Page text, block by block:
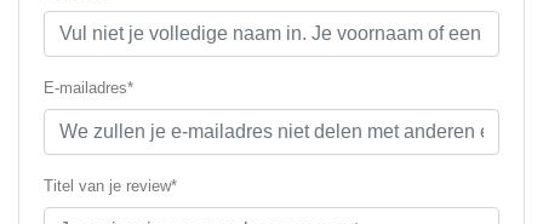
E-mailadres*
Titel van je review*